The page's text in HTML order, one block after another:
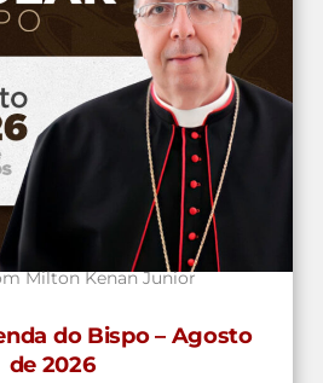
Milton Kenan Junior
do Bispo – Agosto
de 2026